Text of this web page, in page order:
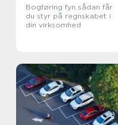
Bogføring fyn sådan får
du styr på regnskabet i
din virksomhed